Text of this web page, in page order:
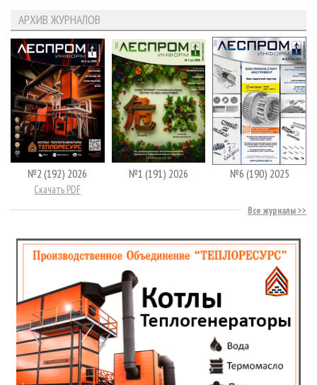
АРХИВ ЖУРНАЛОВ
№2 (192) 2026
Скачать PDF
№1 (191) 2026 №6 (190) 2025
Все журналы